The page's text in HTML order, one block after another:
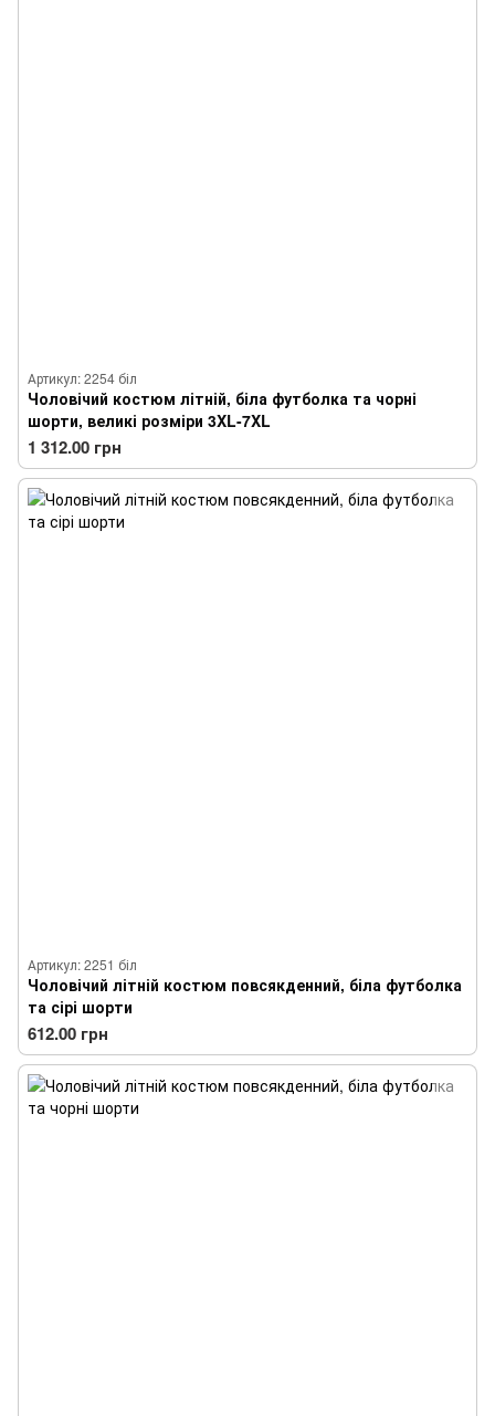
Артикул: 2254 біл
Чоловічий костюм літній, біла футболка та чорні
шорти, великі розміри 3XL-7XL
1 312.00 грн
Артикул: 2251 біл
Чоловічий літній костюм повсякденний, біла футболка
та сірі шорти
612.00 грн